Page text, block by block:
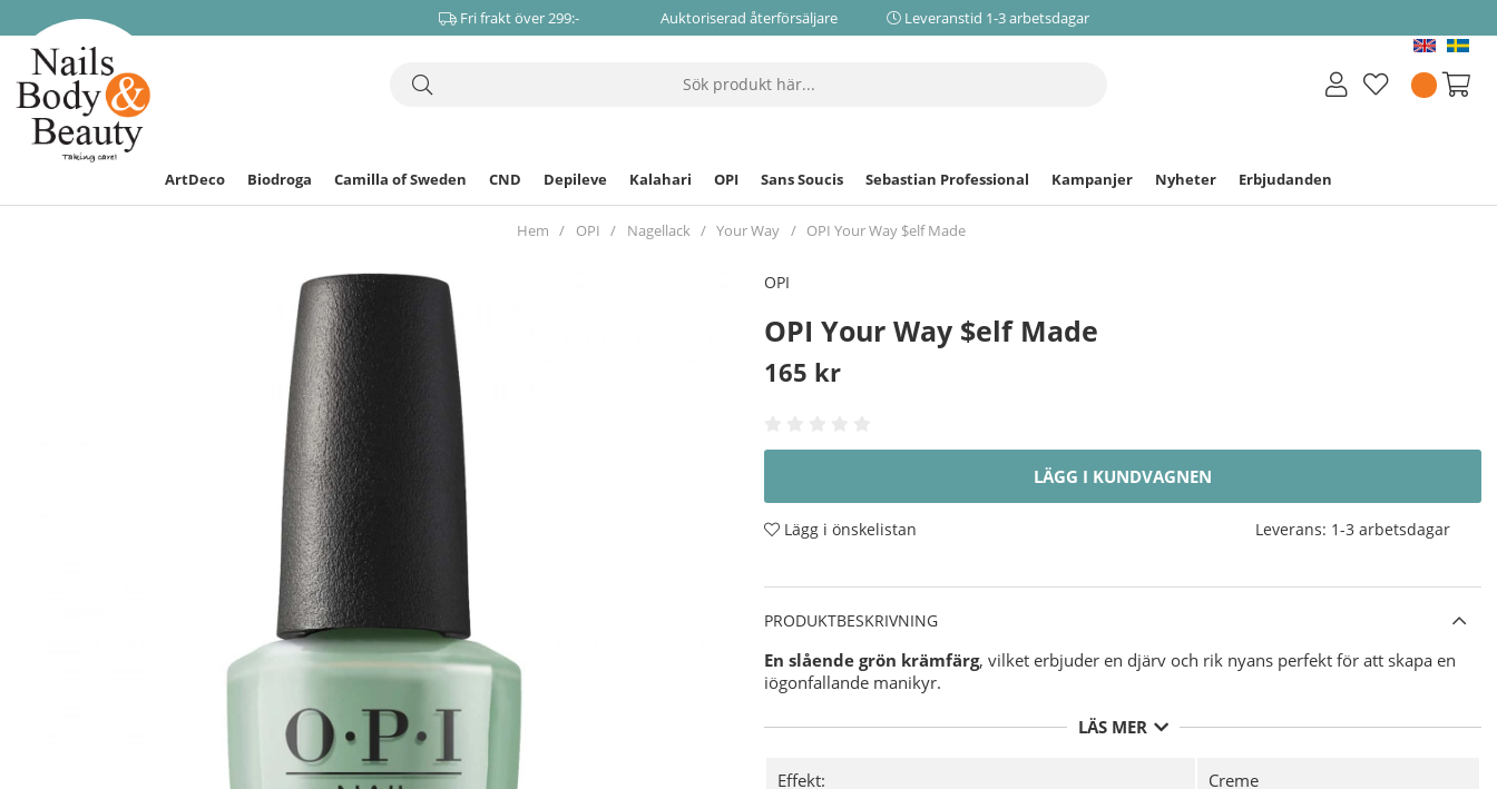
Fri frakt över 299:- Auktoriserad återförsäljare Leveranstid 1-3 arbetsdagar
ArtDeco Biodroga Camilla of Sweden CND Depileve Kalahari OPI Sans Soucis Sebastian Professional Kampanjer Nyheter Erbjudanden
Hem OPI Nagellack Your Way OPI Your Way $elf Made
OPI
OPI Your Way $elf Made
165 kr
LÄGG I KUNDVAGNEN
Lägg i önskelistan Leverans: 1-3 arbetsdagar
PRODUKTBESKRIVNING
En slående grön krämfärg, vilket erbjuder en djärv och rik nyans perfekt för att skapa en
iögonfallande manikyr.
LÄS MER
Effekt: Creme